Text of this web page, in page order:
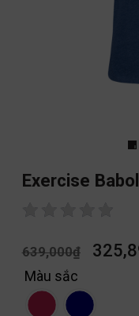
Exercise
639,000₫
Màu sắc